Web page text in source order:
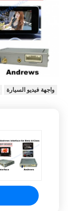
واجهة فيديو السيارة